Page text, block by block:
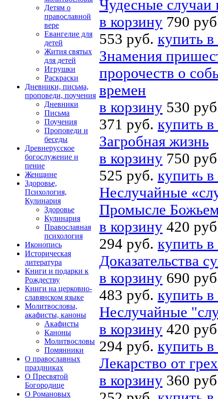
Детям о
православной
вере
Евангелие для
детей
Жития святых
для детей
Игрушки
Раскраски
Дневники, письма,
проповеди, поучения
Дневники
Письма
Поучения
Проповеди и
беседы
Древнерусское
богослужение и
пение
Женщине
Здоровье,
Психология,
Кулинария
Здоровье
Кулинария
Православная
психология
Иконопись
Историческая
литература
Книги и подарки к
Рождеству
Книги на церковно-
славянском языке
Молитвословы,
акафисты, каноны
Акафисты
Каноны
Молитвословы
Помянники
О православных
праздниках
О Пресвятой
Богородице
О Романовых
Чудесные случаи
в корзину 790
553 руб. купить
Знамения
пророчеств о
времен
в корзину 530
371 руб. купить
Загробная жизнь
в корзину 750
525 руб. купить
Неслучайные
Промысле
в корзину 420
294 руб. купить
Доказательства
в корзину 690
483 руб. купить
Неслучайные
в корзину 420
294 руб. купить
Лекарство от
в корзину 360